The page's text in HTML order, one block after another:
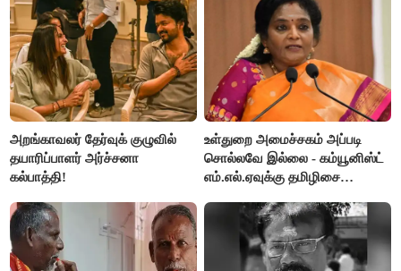
அறங்காவலர் தேர்வுக் குழுவில்
தயாரிப்பாளர் அர்ச்சனா
கல்பாத்தி!
உள்துறை அமைச்சகம் அப்படி
சொல்லவே இல்லை - கம்யூனிஸ்ட்
எம்.எல்.ஏவுக்கு தமிழிசை